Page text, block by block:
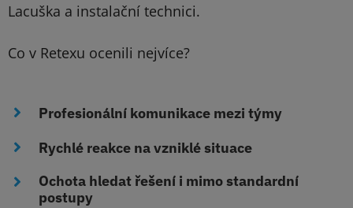
Lacuška a instalační technici.
Co v Retexu ocenili nejvíce?
Profesionální komunikace mezi týmy
Rychlé reakce na vzniklé situace
Ochota hledat řešení i mimo standardní
postupy